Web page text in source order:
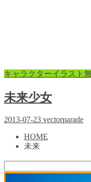
キャラクターイラスト
未来少女
2013-07-23 vectorparade
HOME
未来